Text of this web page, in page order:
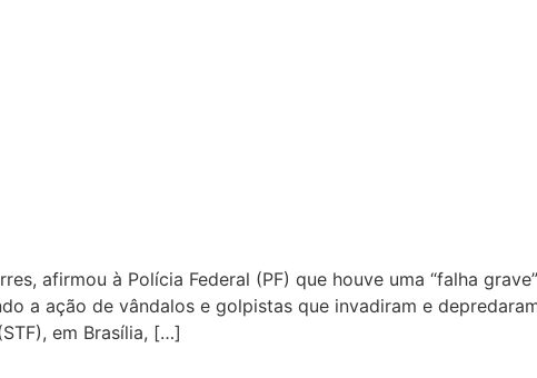
afirmou à Polícia Federal (PF) que houve uma “falha
a ação de vândalos e golpistas que invadiram e
em Brasília, […]